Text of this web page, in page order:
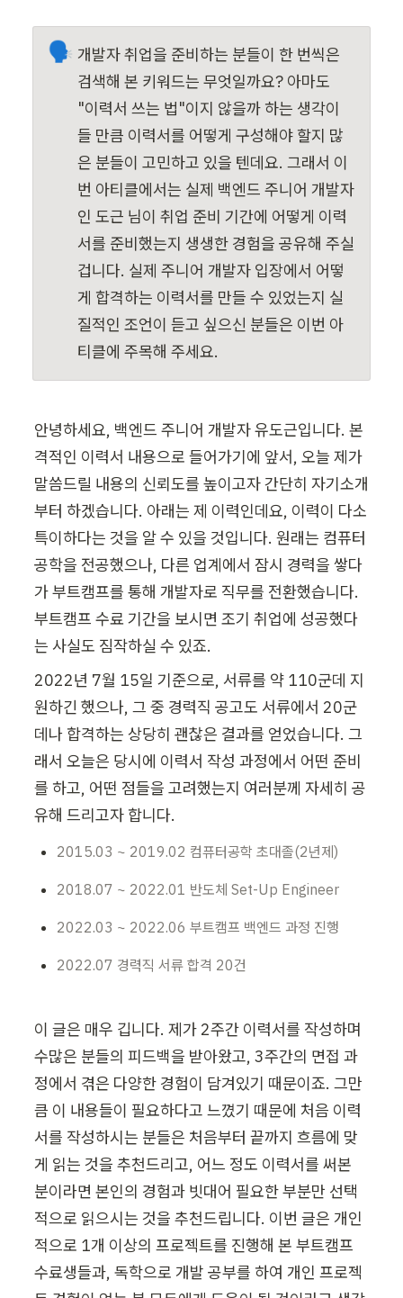
🗣️ 개발자 취업을 준비하는 분들이 한 번씩은
검색해 본 키워드는 무엇일까요? 아마도
"이력서 쓰는 법"이지 않을까 하는 생각이
들 만큼 이력서를 어떻게 구성해야 할지 많
은 분들이 고민하고 있을 텐데요. 그래서 이
번 아티클에서는 실제 백엔드 주니어 개발자
인 도근 님이 취업 준비 기간에 어떻게 이력
서를 준비했는지 생생한 경험을 공유해 주실
겁니다. 실제 주니어 개발자 입장에서 어떻
게 합격하는 이력서를 만들 수 있었는지 실
질적인 조언이 듣고 싶으신 분들은 이번 아
티클에 주목해 주세요.
안녕하세요, 백엔드 주니어 개발자 유도근입니다. 본
격적인 이력서 내용으로 들어가기에 앞서, 오늘 제가
말씀드릴 내용의 신뢰도를 높이고자 간단히 자기소개
부터 하겠습니다. 아래는 제 이력인데요, 이력이 다소
특이하다는 것을 알 수 있을 것입니다. 원래는 컴퓨터
공학을 전공했으나, 다른 업계에서 잠시 경력을 쌓다
가 부트캠프를 통해 개발자로 직무를 전환했습니다.
부트캠프 수료 기간을 보시면 조기 취업에 성공했다
는 사실도 짐작하실 수 있죠.
2022년 7월 15일 기준으로, 서류를 약 110군데 지
원하긴 했으나, 그 중 경력직 공고도 서류에서 20군
데나 합격하는 상당히 괜찮은 결과를 얻었습니다. 그
래서 오늘은 당시에 이력서 작성 과정에서 어떤 준비
를 하고, 어떤 점들을 고려했는지 여러분께 자세히 공
유해 드리고자 합니다.
2015.03 ~ 2019.02 컴퓨터공학 초대졸(2년제)
2018.07 ~ 2022.01 반도체 Set-Up Engineer
2022.03 ~ 2022.06 부트캠프 백엔드 과정 진행
2022.07 경력직 서류 합격 20건
이 글은 매우 깁니다. 제가 2주간 이력서를 작성하며
수많은 분들의 피드백을 받아왔고, 3주간의 면접 과
정에서 겪은 다양한 경험이 담겨있기 때문이죠. 그만
큼 이 내용들이 필요하다고 느꼈기 때문에 처음 이력
서를 작성하시는 분들은 처음부터 끝까지 흐름에 맞
게 읽는 것을 추천드리고, 어느 정도 이력서를 써본
분이라면 본인의 경험과 빗대어 필요한 부분만 선택
적으로 읽으시는 것을 추천드립니다. 이번 글은 개인
적으로 1개 이상의 프로젝트를 진행해 본 부트캠프
수료생들과, 독학으로 개발 공부를 하여 개인 프로젝